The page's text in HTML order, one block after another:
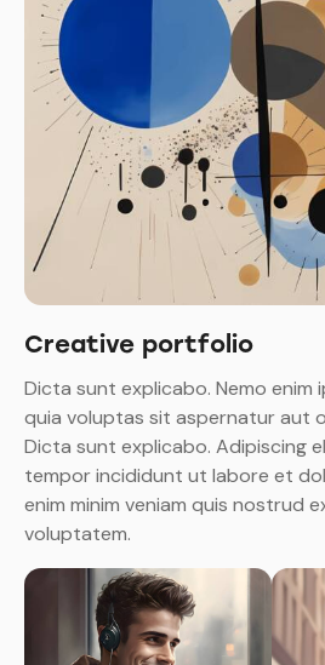
Creative portfolio
Dicta sunt explicabo. Nemo enim
quia voluptas sit aspernatur aut
Dicta sunt explicabo. Adipiscing
tempor incididunt ut labore et
enim minim veniam quis nostrud
voluptatem.